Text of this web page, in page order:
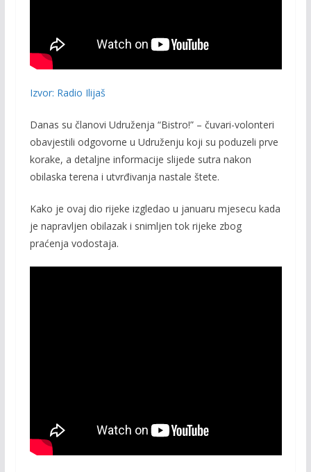
Izvor: Radio Ilijaš
Danas su članovi Udruženja “Bistro!” – čuvari-volonteri
obavjestili odgovorne u Udruženju koji su poduzeli prve
korake, a detaljne informacije slijede sutra nakon
obilaska terena i utvrđivanja nastale štete.
Kako je ovaj dio rijeke izgledao u januaru mjesecu kada
je napravljen obilazak i snimljen tok rijeke zbog
praćenja vodostaja.